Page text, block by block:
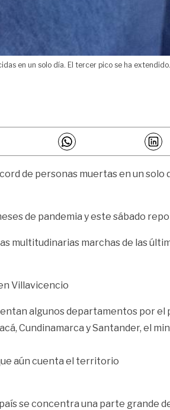
en un solo día. El tercer pico se ha extendido.
de personas muertas en un
de pandemia y este sábado
multitudinarias marchas de las
Villavicencio
algunos departamentos por el
Cundinamarca y Santander, el
aún cuenta el territorio
se concentra una parte